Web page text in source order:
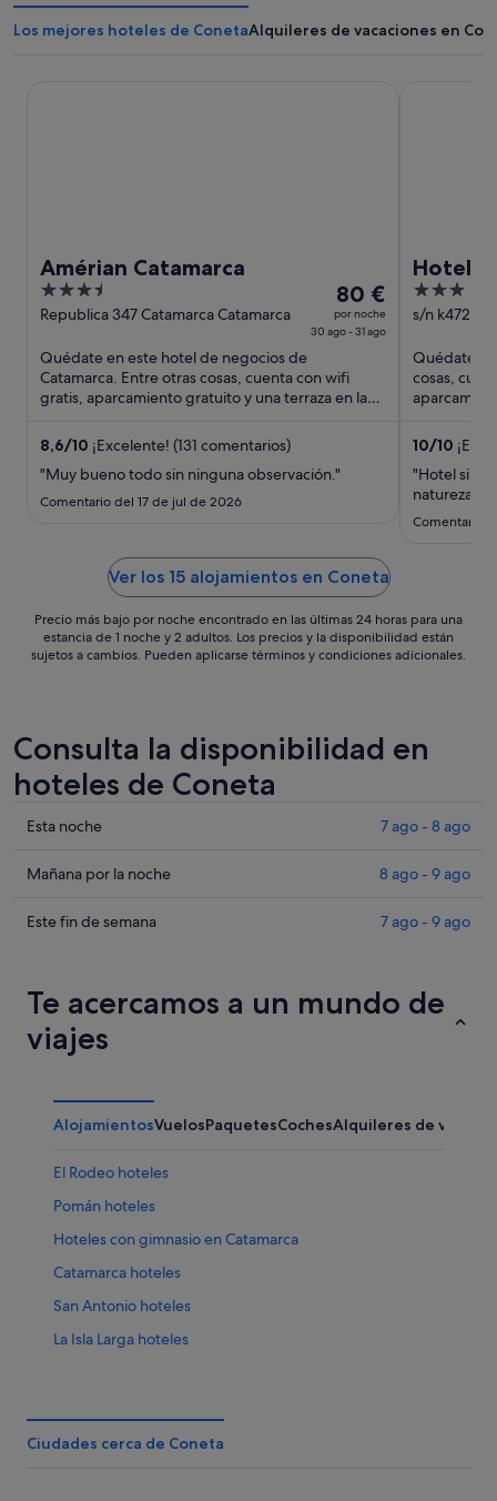
Los mejores hoteles de ConetaAlquileres de vacaciones en
Amérian Catamarca
3.5
out
5
Republica 347 Catamarca Catamarca
El
precio
es
80 €
por
30
ago
80 €
por noche
30 ago - 31 ago
Quédate en este hotel de negocios de
Catamarca. Entre otras cosas, cuenta con wifi
gratis, aparcamiento gratuito y una terraza en la
8,6/10 ¡Excelente! (131 comentarios)
"Muy bueno todo sin ninguna observación."
Comentario del 17 de jul de 2026
Hotel
3
out
5
s/n k4724
Quédate
cosas,
10/10
"Hotel
natureza."
Comentario
Ver los 15 alojamientos en Coneta
Precio más bajo por noche encontrado en las últimas 24 horas para una
estancia de 1 noche y 2 adultos. Los precios y la disponibilidad están
sujetos a cambios. Pueden aplicarse términos y condiciones adicionales.
Consulta la disponibilidad en
hoteles de Coneta
Comprueba
precios
Coneta
noche,
7
ago
ago
Esta noche 7 ago - 8 ago
Comprueba
precios
para
mañana
por
ago
ago
Mañana por la noche 8 ago - 9 ago
Comprueba
en
Coneta
para
semana,
ago
ago
Este fin de semana 7 ago - 9 ago
Te acercamos a un mundo de
viajes
AlojamientosVuelosPaquetesCochesAlquileres de
El Rodeo hoteles
Pomán hoteles
Hoteles con gimnasio en Catamarca
Catamarca hoteles
San Antonio hoteles
La Isla Larga hoteles
El Portezuelo hoteles
Ciudades cerca de Coneta